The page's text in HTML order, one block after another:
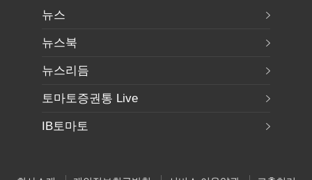
뉴스
뉴스북
뉴스리듬
토마토증권통 Live
IB토마토